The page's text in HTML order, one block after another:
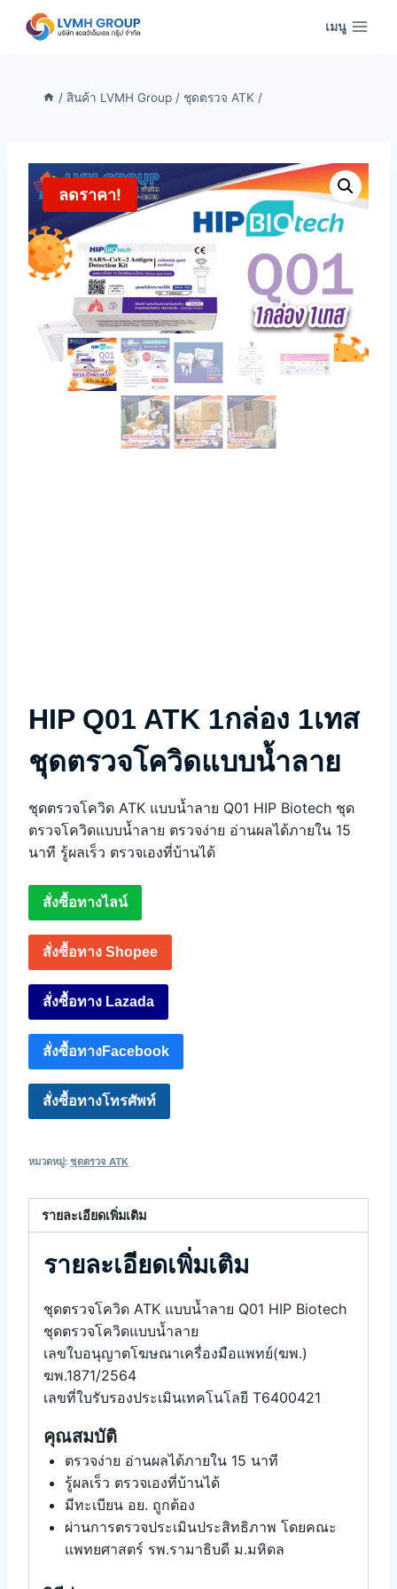
เมนู
/ สินค้า LVMH Group / ชุดตรวจ ATK /
ลดราคา!
HIP Q01 ATK 1กล่อง 1เทส
ชุดตรวจโควิดแบบน้ำลาย
ชุดตรวจโควิด ATK แบบน้ำลาย Q01 HIP Biotech ชุด
ตรวจโควิดแบบน้ำลาย ตรวจง่าย อ่านผลได้ภายใน 15
นาที รู้ผลเร็ว ตรวจเองที่บ้านได้
สั่งซื้อทางไลน์
สั่งซื้อทาง Shopee
สั่งซื้อทาง Lazada
สั่งซื้อทางFacebook
สั่งซื้อทางโทรศัพท์
หมวดหมู่: ชุดตรวจ ATK
รายละเอียดเพิ่มเติม
รายละเอียดเพิ่มเติม
ชุดตรวจโควิด ATK แบบน้ำลาย Q01 HIP Biotech
ชุดตรวจโควิดแบบน้ำลาย
เลขใบอนุญาตโฆษณาเครื่องมือแพทย์(ฆพ.)
ฆพ.1871/2564
เลขที่ใบรับรองประเมินเทคโนโลยี T6400421
คุณสมบัติ
ตรวจง่าย อ่านผลได้ภายใน 15 นาที
รู้ผลเร็ว ตรวจเองที่บ้านได้
มีทะเบียน อย. ถูกต้อง
ผ่านการตรวจประเมินประสิทธิภาพ โดยคณะ
แพทยศาสตร์ รพ.รามาธิบดี ม.มหิดล